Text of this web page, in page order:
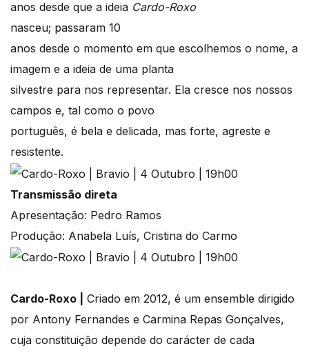
anos desde que a ideia Cardo-Roxo
nasceu; passaram 10
anos desde o momento em que escolhemos o nome, a
imagem e a ideia de uma planta
silvestre para nos representar. Ela cresce nos nossos
campos e, tal como o povo
português, é bela e delicada, mas forte, agreste e
resistente.
Transmissão direta
Apresentação: Pedro Ramos
Produção: Anabela Luís, Cristina do Carmo
Cardo-Roxo |
Criado em 2012, é um ensemble dirigido
por Antony Fernandes e Carmina Repas Gonçalves,
cuja constituição depende do carácter de cada